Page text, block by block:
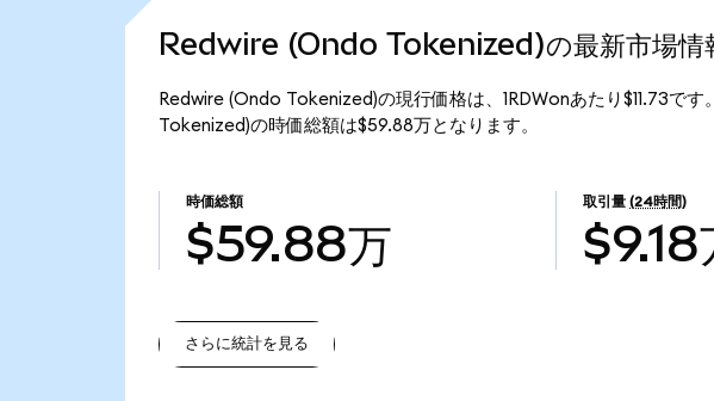
Redwire (Ondo Tokenized)の最新市場情
Redwire (Ondo Tokenized)の現行価格は、1RDWonあたり$11.73で
Tokenized)の時価総額は$59.88万となります。
時価総額
$59.88万
取引量 (24時間)
$9.18
さらに統計を見る